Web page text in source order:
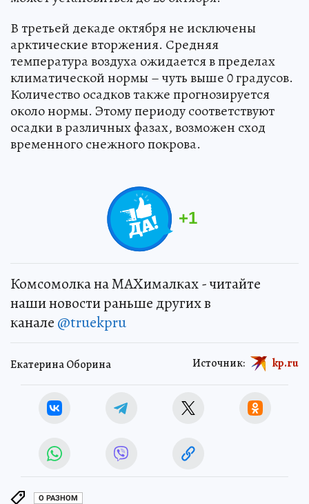
В третьей декаде октября не исключены
арктические вторжения. Средняя
температура воздуха ожидается в пределах
климатической нормы – чуть выше 0 градусов.
Количество осадков также прогнозируется
около нормы. Этому периоду соответствуют
осадки в различных фазах, возможен сход
временного снежного покрова.
+1
Комсомолка на MAXималках - читайте
наши новости раньше других в
канале @truekpru
Екатерина Оборина Источник: kp.ru
О РАЗНОМ